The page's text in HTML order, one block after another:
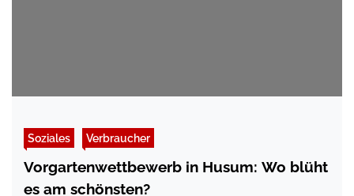
Soziales Verbraucher
Vorgartenwettbewerb in Husum: Wo blüht
es am schönsten?